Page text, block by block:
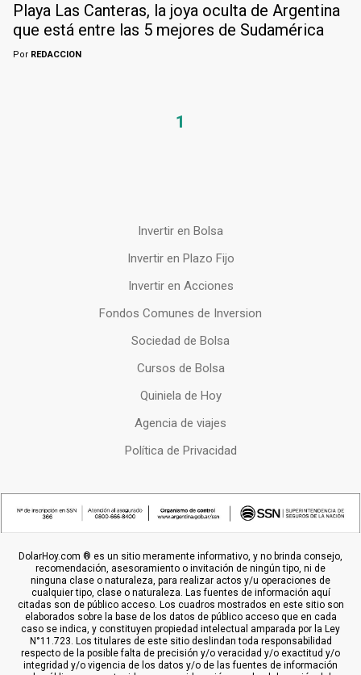
Playa Las Canteras, la joya oculta de Argentina
que está entre las 5 mejores de Sudamérica
Por REDACCION
1
Invertir en Bolsa
Invertir en Plazo Fijo
Invertir en Acciones
Fondos Comunes de Inversion
Sociedad de Bolsa
Cursos de Bolsa
Quiniela de Hoy
Agencia de viajes
Política de Privacidad
DolarHoy.com ® es un sitio meramente informativo, y no brinda consejo,
recomendación, asesoramiento o invitación de ningún tipo, ni de
ninguna clase o naturaleza, para realizar actos y/u operaciones de
cualquier tipo, clase o naturaleza. Las fuentes de información aquí
citadas son de público acceso. Los cuadros mostrados en este sitio son
elaborados sobre la base de los datos de público acceso que en cada
caso se indica, y constituyen propiedad intelectual amparada por la Ley
N°11.723. Los titulares de este sitio deslindan toda responsabilidad
respecto de la posible falta de precisión y/o veracidad y/o exactitud y/o
integridad y/o vigencia de los datos y/o de las fuentes de información